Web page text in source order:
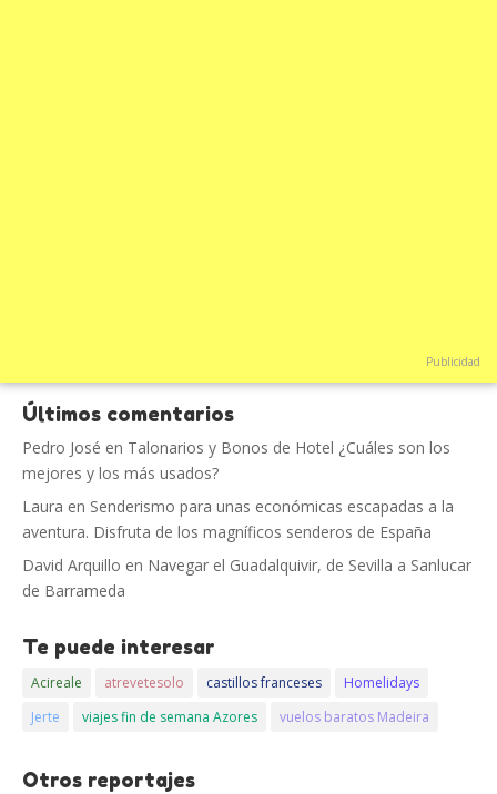
Publicidad
Últimos comentarios
Pedro José en Talonarios y Bonos de Hotel ¿Cuáles son los
mejores y los más usados?
Laura en Senderismo para unas económicas escapadas a la
aventura. Disfruta de los magníficos senderos de España
David Arquillo en Navegar el Guadalquivir, de Sevilla a Sanlucar
de Barrameda
Te puede interesar
Acireale atrevetesolo castillos franceses
Homelidays
Jerte
viajes fin de semana Azores vuelos baratos Madeira
Otros reportajes